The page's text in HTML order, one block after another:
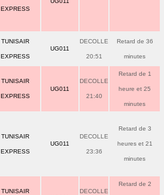
EXPRESS
TUNISAIR
EXPRESS
UG011
DECOLLE
20:51
Retard de 36
minutes
TUNISAIR
EXPRESS
UG011
DECOLLE
21:40
Retard de 1
heure et 25
minutes
TUNISAIR
EXPRESS
UG011
DECOLLE
23:36
Retard de 3
heures et 21
minutes
TUNISAIR DECOLLE
Retard de 2